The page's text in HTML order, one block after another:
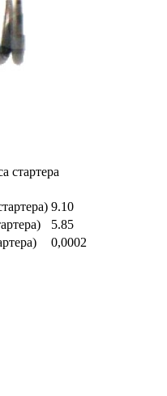
стартера
9.10
5.85
0,0002